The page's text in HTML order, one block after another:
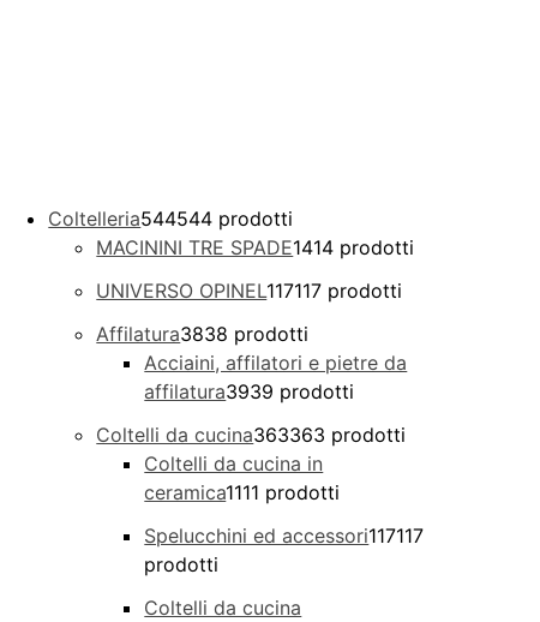
Coltelleria544544 prodotti
MACININI TRE SPADE1414 prodotti
UNIVERSO OPINEL117117 prodotti
Affilatura3838 prodotti
Acciaini, affilatori e pietre da
affilatura3939 prodotti
Coltelli da cucina363363 prodotti
Coltelli da cucina in
ceramica1111 prodotti
Spelucchini ed accessori117117
prodotti
Coltelli da cucina